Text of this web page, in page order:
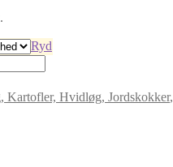
59,50
Ryd
Kartofler, Hvidløg, Jordskokker,